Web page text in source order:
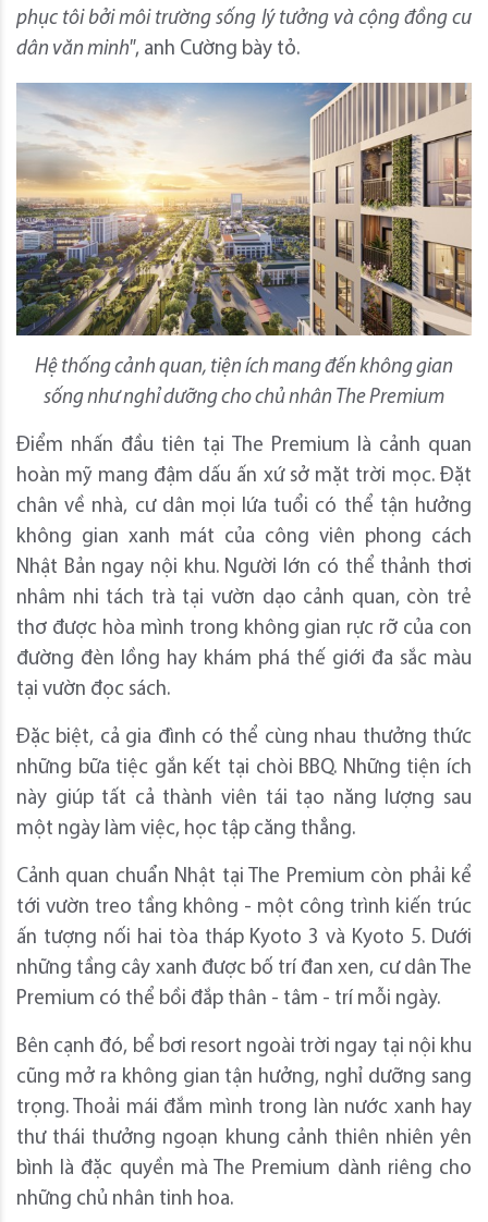
phục tôi bởi môi trường sống lý tưởng và cộng đồng cư
dân văn minh", anh Cường bày tỏ.
Hệ thống cảnh quan, tiện ích mang đến không gian
sống như nghỉ dưỡng cho chủ nhân The Premium
Điểm nhấn đầu tiên tại The Premium là cảnh quan
hoàn mỹ mang đậm dấu ấn xứ sở mặt trời mọc. Đặt
chân về nhà, cư dân mọi lứa tuổi có thể tận hưởng
không gian xanh mát của công viên phong cách
Nhật Bản ngay nội khu. Người lớn có thể thảnh thơi
nhâm nhi tách trà tại vườn dạo cảnh quan, còn trẻ
thơ được hòa mình trong không gian rực rỡ của con
đường đèn lồng hay khám phá thế giới đa sắc màu
tại vườn đọc sách.
Đặc biệt, cả gia đình có thể cùng nhau thưởng thức
những bữa tiệc gắn kết tại chòi BBQ. Những tiện ích
này giúp tất cả thành viên tái tạo năng lượng sau
một ngày làm việc, học tập căng thẳng.
Cảnh quan chuẩn Nhật tại The Premium còn phải kể
tới vườn treo tầng không - một công trình kiến trúc
ấn tượng nối hai tòa tháp Kyoto 3 và Kyoto 5. Dưới
những tầng cây xanh được bố trí đan xen, cư dân The
Premium có thể bồi đắp thân - tâm - trí mỗi ngày.
Bên cạnh đó, bể bơi resort ngoài trời ngay tại nội khu
cũng mở ra không gian tận hưởng, nghỉ dưỡng sang
trọng. Thoải mái đắm mình trong làn nước xanh hay
thư thái thưởng ngoạn khung cảnh thiên nhiên yên
bình là đặc quyền mà The Premium dành riêng cho
những chủ nhân tinh hoa.